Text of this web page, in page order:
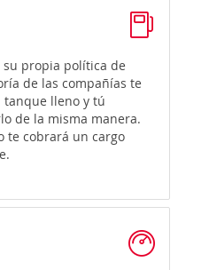
su propia política de
de las compañías te
tanque lleno y tú
de la misma manera.
te cobrará un cargo